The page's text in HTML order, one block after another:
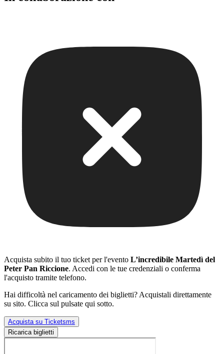
Acquista subito il tuo ticket per l'evento L’incredibile Martedì del
Peter Pan Riccione. Accedi con le tue credenziali o conferma
l'acquisto tramite telefono.
Hai difficoltà nel caricamento dei biglietti? Acquistali direttamente
su sito. Clicca sul pulsate qui sotto.
Acquista su Ticketsms
Ricarica biglietti